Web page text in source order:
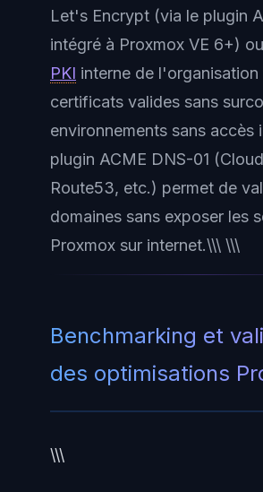
Let's Encrypt (via le plugin
intégré à Proxmox VE 6+)
PKI interne de
certificats valides sans
environnements sans accès
plugin ACME DNS-01
Route53, etc.) permet de
domaines sans exposer les
Proxmox sur internet.\\\ \\\
Benchmarking et
des optimisations
\\\